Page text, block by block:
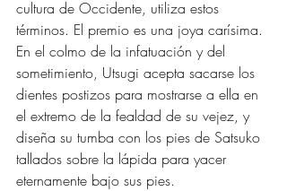
cultura de Occidente, utiliza estos
términos. El premio es una joya carísima.
En el colmo de la infatuación y del
sometimiento, Utsugi acepta sacarse los
dientes postizos para mostrarse a ella en
el extremo de la fealdad de su vejez, y
diseña su tumba con los pies de Satsuko
tallados sobre la lápida para yacer
eternamente bajo sus pies.